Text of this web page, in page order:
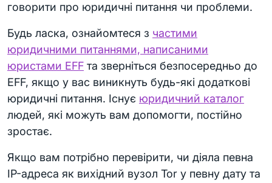
говорити про юридичні питання чи проблеми.
Будь ласка, ознайомтеся з частими
юридичними питаннями, написаними
юристами EFF та зверніться безпосередньо до
EFF, якщо у вас виникнуть будь-які додаткові
юридичні питання. Існує юридичний каталог
людей, які можуть вам допомогти, постійно
зростає.
Якщо вам потрібно перевірити, чи діяла певна
IP-адреса як вихідний вузол Tor у певну дату та